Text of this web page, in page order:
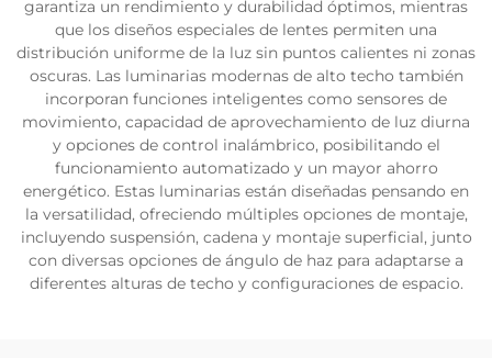
garantiza un rendimiento y durabilidad óptimos, mientras
que los diseños especiales de lentes permiten una
distribución uniforme de la luz sin puntos calientes ni zonas
oscuras. Las luminarias modernas de alto techo también
incorporan funciones inteligentes como sensores de
movimiento, capacidad de aprovechamiento de luz diurna
y opciones de control inalámbrico, posibilitando el
funcionamiento automatizado y un mayor ahorro
energético. Estas luminarias están diseñadas pensando en
la versatilidad, ofreciendo múltiples opciones de montaje,
incluyendo suspensión, cadena y montaje superficial, junto
con diversas opciones de ángulo de haz para adaptarse a
diferentes alturas de techo y configuraciones de espacio.